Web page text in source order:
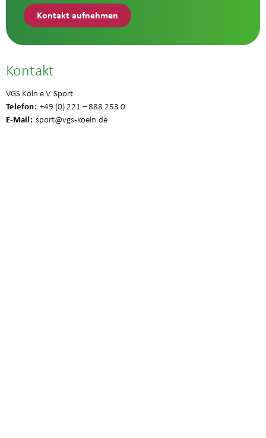
Kontakt aufnehmen
Kontakt
VGS Köln e.V. Sport
Telefon +49 (0) 221 – 888 253 0
E-Mail sport@vgs-koeln.de